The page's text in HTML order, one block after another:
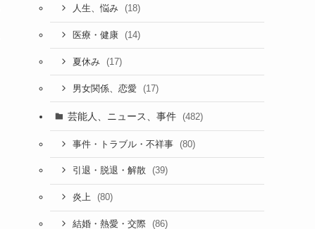
人生、悩み (18)
医療・健康 (14)
夏休み (17)
男女関係、恋愛 (17)
芸能人、ニュース、事件 (482)
事件・トラブル・不祥事 (80)
引退・脱退・解散 (39)
炎上 (80)
結婚・熱愛・交際 (86)